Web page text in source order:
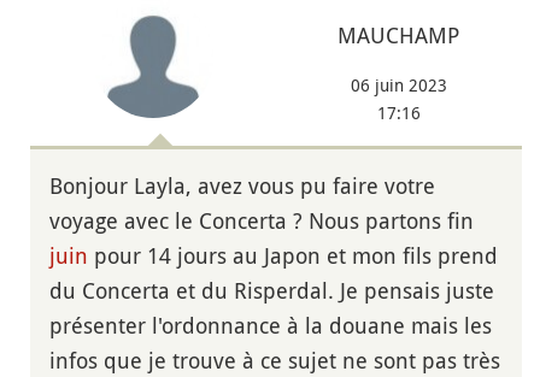
MAUCHAMP
06 juin 2023
17:16
Bonjour Layla, avez vous pu faire votre
voyage avec le Concerta ? Nous partons fin
juin pour 14 jours au Japon et mon fils prend
du Concerta et du Risperdal. Je pensais juste
présenter l'ordonnance à la douane mais les
infos que je trouve à ce sujet ne sont pas très